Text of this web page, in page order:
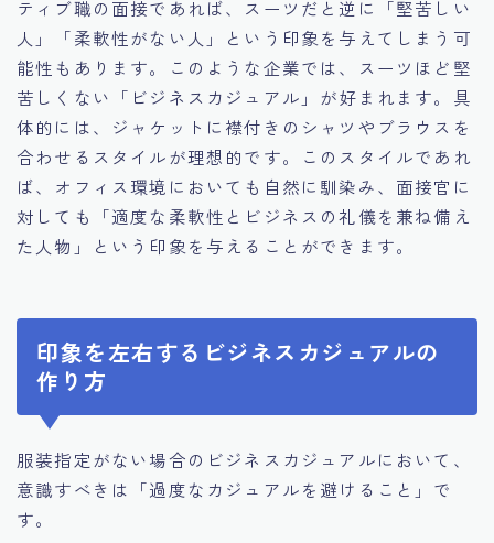
ティブ職の面接であれば、スーツだと逆に「堅苦しい
人」「柔軟性がない人」という印象を与えてしまう可
能性もあります。このような企業では、スーツほど堅
苦しくない「ビジネスカジュアル」が好まれます。具
体的には、ジャケットに襟付きのシャツやブラウスを
合わせるスタイルが理想的です。このスタイルであれ
ば、オフィス環境においても自然に馴染み、面接官に
対しても「適度な柔軟性とビジネスの礼儀を兼ね備え
た人物」という印象を与えることができます。
印象を左右するビジネスカジュアルの
作り方
服装指定がない場合のビジネスカジュアルにおいて、
意識すべきは「過度なカジュアルを避けること」で
す。